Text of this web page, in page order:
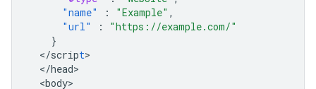
"name"
: "Example" ,
"url"
:
"https://example.com/"
}
</script
</head
<body